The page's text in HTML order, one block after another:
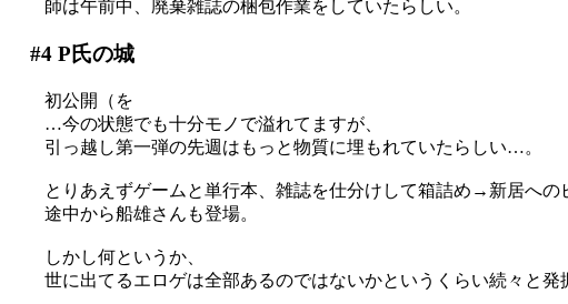
師は午前中、廃棄雑誌の梱包作業をしていたらしい。
#4P氏の城
初公開（を
…今の状態でも十分モノで溢れてますが、
引っ越し第一弾の先週はもっと物質に埋もれていたらしい…。
とりあえずゲームと単行本、雑誌を仕分けして箱詰め→新居への
途中から船雄さんも登場。
しかし何というか、
世に出てるエロゲは全部あるのではないかというくらい続々と発